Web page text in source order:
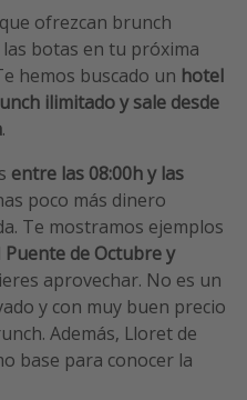
ofrezcan brunch
botas en tu próxima
hemos buscado un hotel
ilimitado y sale desde
.
entre las 08:00h y las
poco más dinero
Te mostramos ejemplos
Puente de Octubre y
aprovechar. No es un
y con muy buen precio
Además, Lloret de
base para conocer la